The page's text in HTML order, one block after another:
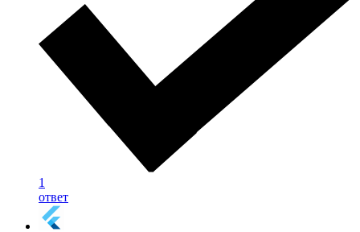
1
ответ